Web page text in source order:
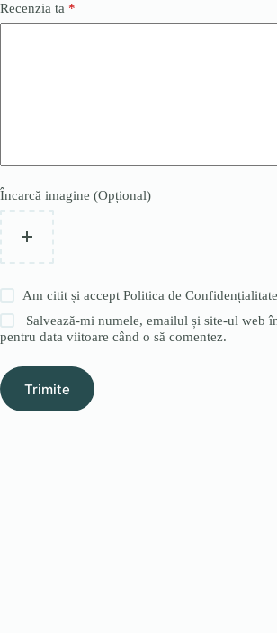
Recenzia ta *
Încarcă imagine (Opțional)
Am citit și acceptPolitica de Confidențialitate
Salvează-mi numele, emailul și site-ul web
pentru data viitoare când o să comentez.
Trimite